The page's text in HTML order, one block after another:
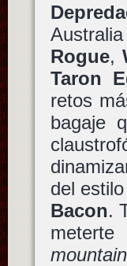
Rogue,
Taron
retos
bagaje
del
Bacon.